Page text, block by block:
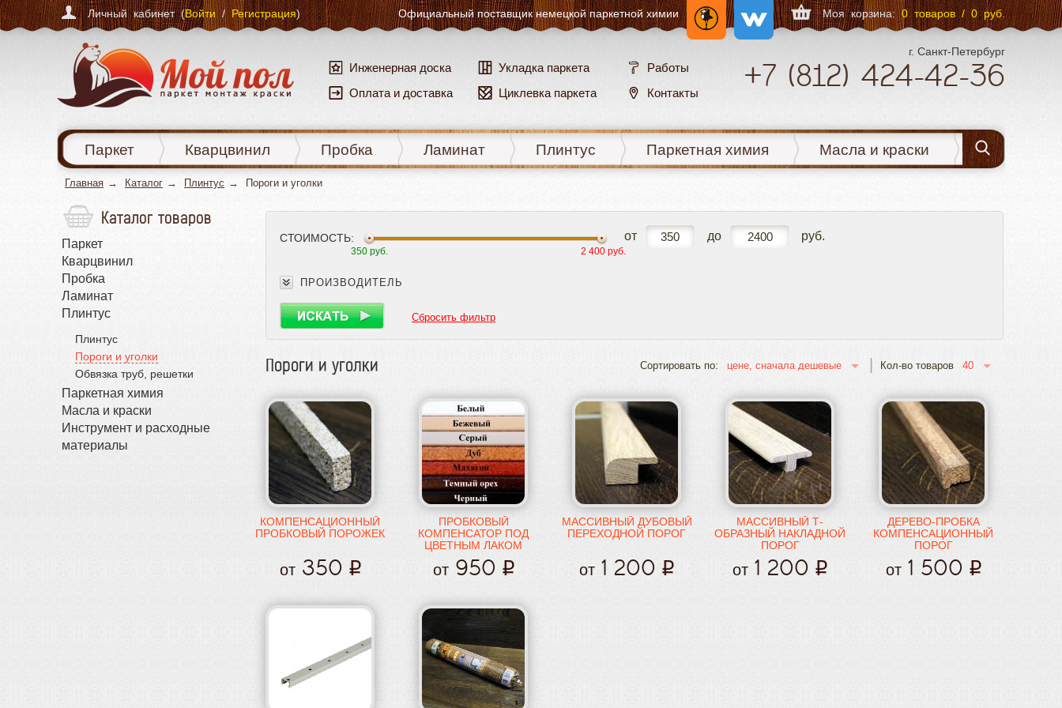
Моя корзина:0 товаров / 0 руб.
Личный кабинет (Войти/Регистрация) Официальный поставщикнемецкой паркетной химии
Инженерная доска
Оплата и доставка
Укладка паркета
Циклевка паркета
Работы
Контакты
г. Санкт-Петербург
+7 (812) 424-42-36
Паркет Кварцвинил Пробка Ламинат Плинтус Паркетная химия Масла и краски
Главная Каталог Плинтус Пороги и уголки
Каталог товаров
Паркет
Кварцвинил
Пробка
Ламинат
Плинтус
Плинтус
Пороги и уголки
Обвязка труб, решетки
Паркетная химия
Масла и краски
Инструмент и расходные
материалы
СТОИМОСТЬ:
350 руб. 2 400 руб.
от до руб.
ПРОИЗВОДИТЕЛЬ
Сбросить фильтр
Пороги и уголки Сортировать по: цене, сначала дешевые Кол-во товаров 40
КОМПЕНСАЦИОННЫЙ
ПРОБКОВЫЙ ПОРОЖЕК
от350
ПРОБКОВЫЙ
КОМПЕНСАТОР ПОД
ЦВЕТНЫМ ЛАКОМ
от950
МАССИВНЫЙ ДУБОВЫЙ
ПЕРЕХОДНОЙ ПОРОГ
от 1 200
МАССИВНЫЙ Т-
ОБРАЗНЫЙ НАКЛАДНОЙ
ПОРОГ
от 1 200
ДЕРЕВО-ПРОБКА
КОМПЕНСАЦИОННЫЙ
ПОРОГ
от1 500